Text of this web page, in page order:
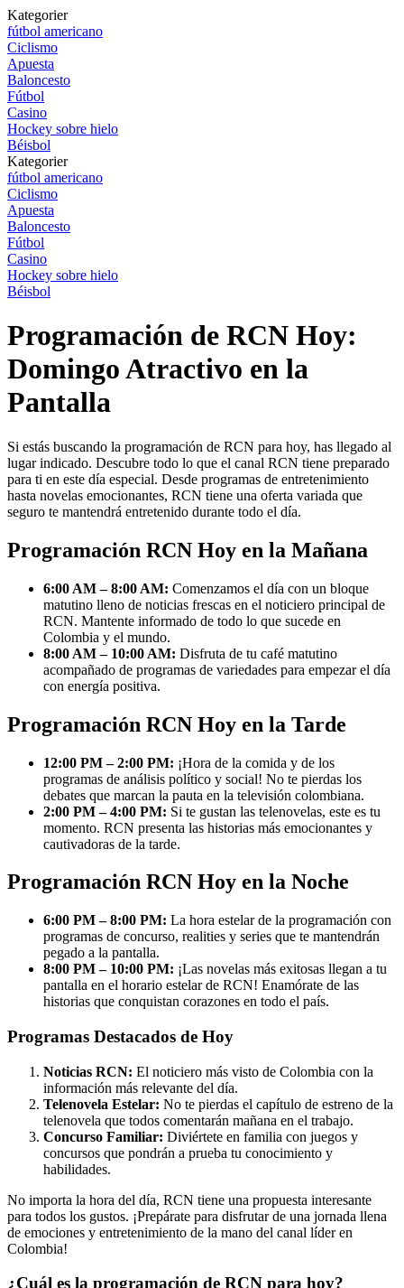
Kategorier
fútbol americano
Ciclismo
Apuesta
Baloncesto
Fútbol
Casino
Hockey sobre hielo
Béisbol
Kategorier
fútbol americano
Ciclismo
Apuesta
Baloncesto
Fútbol
Casino
Hockey sobre hielo
Béisbol
Programación de RCN Hoy:
Domingo Atractivo en la
Pantalla
Si estás buscando la programación de RCN para hoy, has llegado al
lugar indicado. Descubre todo lo que el canal RCN tiene preparado
para ti en este día especial. Desde programas de entretenimiento
hasta novelas emocionantes, RCN tiene una oferta variada que
seguro te mantendrá entretenido durante todo el día.
Programación RCN Hoy en la Mañana
6:00 AM – 8:00 AM: Comenzamos el día con un bloque
matutino lleno de noticias frescas en el noticiero principal de
RCN. Mantente informado de todo lo que sucede en
Colombia y el mundo.
8:00 AM – 10:00 AM: Disfruta de tu café matutino
acompañado de programas de variedades para empezar el día
con energía positiva.
Programación RCN Hoy en la Tarde
12:00 PM – 2:00 PM: ¡Hora de la comida y de los
programas de análisis político y social! No te pierdas los
debates que marcan la pauta en la televisión colombiana.
2:00 PM – 4:00 PM: Si te gustan las telenovelas, este es tu
momento. RCN presenta las historias más emocionantes y
cautivadoras de la tarde.
Programación RCN Hoy en la Noche
6:00 PM – 8:00 PM: La hora estelar de la programación con
programas de concurso, realities y series que te mantendrán
pegado a la pantalla.
8:00 PM – 10:00 PM: ¡Las novelas más exitosas llegan a tu
pantalla en el horario estelar de RCN! Enamórate de las
historias que conquistan corazones en todo el país.
Programas Destacados de Hoy
Noticias RCN: El noticiero más visto de Colombia con la
información más relevante del día.
Telenovela Estelar: No te pierdas el capítulo de estreno de la
telenovela que todos comentarán mañana en el trabajo.
Concurso Familiar: Diviértete en familia con juegos y
concursos que pondrán a prueba tu conocimiento y
habilidades.
No importa la hora del día, RCN tiene una propuesta interesante
para todos los gustos. ¡Prepárate para disfrutar de una jornada llena
de emociones y entretenimiento de la mano del canal líder en
Colombia!
¿Cuál es la programación de RCN para hoy?